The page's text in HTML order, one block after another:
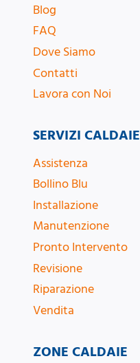
Blog
FAQ
Dove Siamo
Contatti
Lavora con Noi
SERVIZI CALDAIE
Assistenza
Bollino Blu
Installazione
Manutenzione
Pronto Intervento
Revisione
Riparazione
Vendita
ZONE CALDAIE